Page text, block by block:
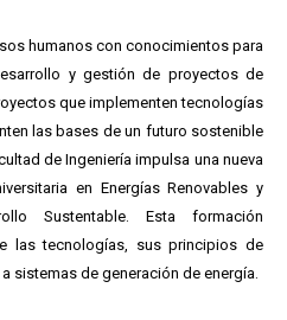
humanos con conocimientos para
y gestión de proyectos de
que implementen tecnologías
las bases de un futuro sostenible
de Ingeniería impulsa una nueva
en Energías Renovables y
Sustentable. Esta formación
las tecnologías, sus principios de
sistemas de generación de energía.